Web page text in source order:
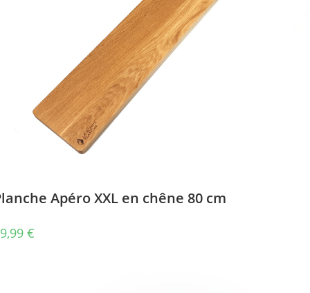
Apéro XXL en chêne 80 cm
€